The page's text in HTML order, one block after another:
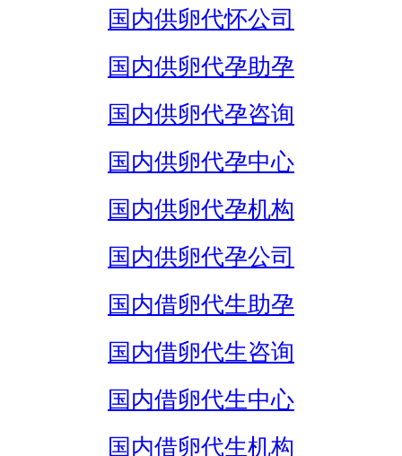
国内供卵代怀公司
国内供卵代孕助孕
国内供卵代孕咨询
国内供卵代孕中心
国内供卵代孕机构
国内供卵代孕公司
国内借卵代生助孕
国内借卵代生咨询
国内借卵代生中心
国内借卵代生机构